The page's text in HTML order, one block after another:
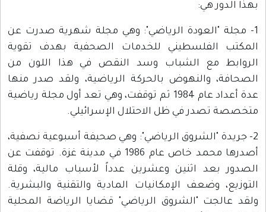
بهذا الدور هي:
1- مجلة "العودة الرياضي": وهي مجلة شهرية صدرت عن
المكتب الفلسطيني للخدمات الصحفية بهدف تقوية
الروابط مع الشباب وسد النقص في هذا اللون من
الصحافة، والنهوض بالحركة الرياضية، ولقد صدر منها
عدة أعداد عام 1984 ثم توقفت، وهي تعد أول مجلة رياضية
متخصصة تصدر في ظل الاحتلال الإسرائيلي.
2- جريدة "الشروق الرياضي": وهي صحيفة أسبوعية نصفية،
أصدرها محمد خاص عام 1986 في مدينة غزة. توقفت عن
الصدور بعد اثنين وعشرين عدداً لأسباب مالية، وقلة
التوزيع، وضعف الإمكانيات المادية والتقنية والبشرية.
ولقد عالجت "الشروق الرياضي" قضايا الرياضة المحلية